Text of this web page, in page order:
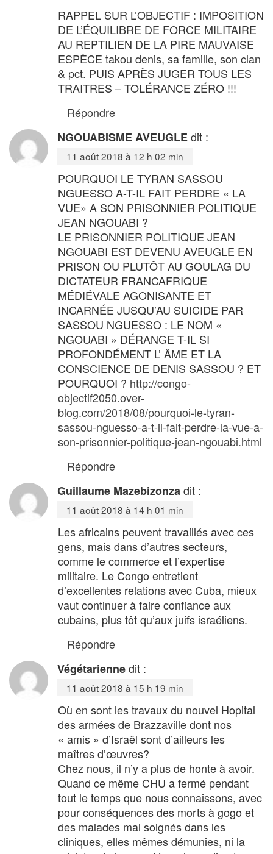
RAPPEL SUR L’OBJECTIF : IMPOSITION
DE L’ÉQUILIBRE DE FORCE MILITAIRE
AU REPTILIEN DE LA PIRE MAUVAISE
ESPÈCE takou denis, sa famille, son clan
& pct. PUIS APRÈS JUGER TOUS LES
TRAITRES – TOLÉRANCE ZÉRO !!!
Répondre
NGOUABISME AVEUGLEdit :
11 août 2018 à 12 h 02 min
POURQUOI LE TYRAN SASSOU
NGUESSO A-T-IL FAIT PERDRE « LA
VUE» A SON PRISONNIER POLITIQUE
JEAN NGOUABI ?
LE PRISONNIER POLITIQUE JEAN
NGOUABI EST DEVENU AVEUGLE EN
PRISON OU PLUTÔT AU GOULAG DU
DICTATEUR FRANCAFRIQUE
MÉDIÉVALE AGONISANTE ET
INCARNÉE JUSQU’AU SUICIDE PAR
SASSOU NGUESSO : LE NOM «
NGOUABI » DÉRANGE T-IL SI
PROFONDÉMENT L’ ÂME ET LA
CONSCIENCE DE DENIS SASSOU ? ET
POURQUOI ? http://congo-
objectif2050.over-
blog.com/2018/08/pourquoi-le-tyran-
sassou-nguesso-a-t-il-fait-perdre-la-vue-a-
son-prisonnier-politique-jean-ngouabi.html
Répondre
Guillaume Mazebizonzadit :
11 août 2018 à 14 h 01 min
Les africains peuvent travaillés avec ces
gens, mais dans d’autres secteurs,
comme le commerce et l’expertise
militaire. Le Congo entretient
d’excellentes relations avec Cuba, mieux
vaut continuer à faire confiance aux
cubains, plus tôt qu’aux juifs israéliens.
Répondre
Végétariennedit :
11 août 2018 à 15 h 19 min
Où en sont les travaux du nouvel Hopital
des armées de Brazzaville dont nos
« amis » d’Israël sont d’ailleurs les
maîtres d’œuvres?
Chez nous, il n’y a plus de honte à avoir.
Quand ce même CHU a fermé pendant
tout le temps que nous connaissons, avec
pour conséquences des morts à gogo et
des malades mal soignés dans les
cliniques, elles mêmes démunies, ni la